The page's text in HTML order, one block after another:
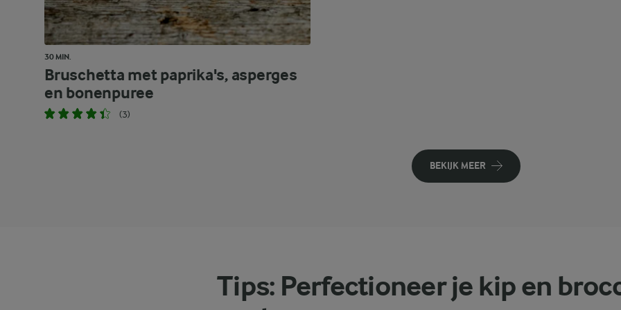
30 MIN.
Bruschetta met paprika's, asperges
en bonenpuree
(3)
BEKIJK MEER
Tips: Perfectioneer je kip en